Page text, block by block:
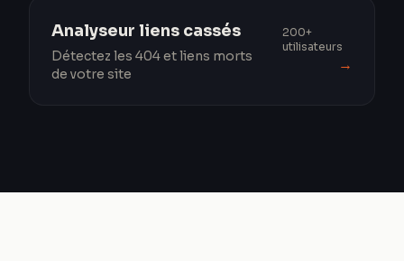
Analyseur liens cassés
Détectez les 404 et liens morts
de votre site
200+
utilisateurs
→